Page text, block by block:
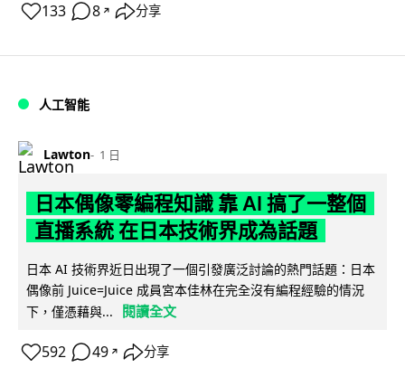
133 8 ↗ 分享
人工智能
Lawton 1 日
日本偶像零編程知識 靠 AI 搞了一整個
直播系統 在日本技術界成為話題
日本 AI 技術界近日出現了一個引發廣泛討論的熱門話題：日本
偶像前 Juice=Juice 成員宮本佳林在完全沒有編程經驗的情況
下，僅憑藉與...
閱讀全文
592 49 ↗ 分享